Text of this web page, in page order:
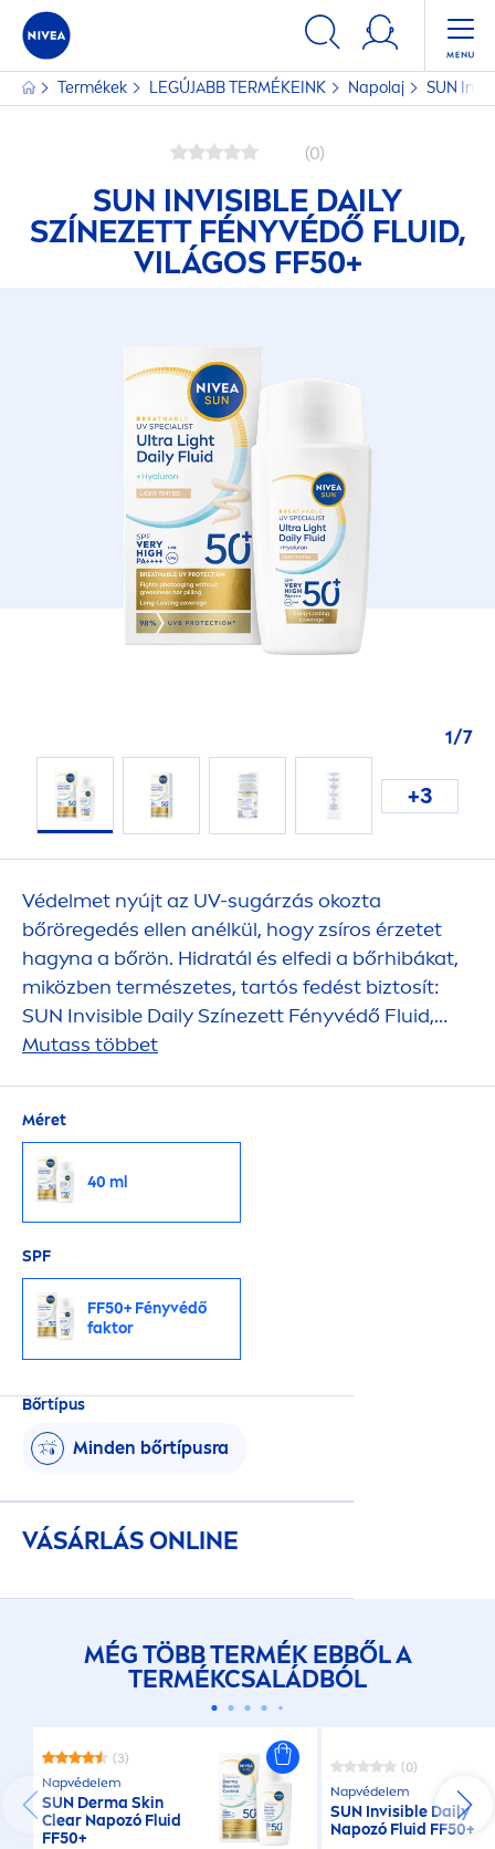
Termékek LEGÚJABB TERMÉKEINK Napolaj SUN
(0)
SUN INVISIBLE DAILY
SZÍNEZETT FÉNYVÉDŐ FLUID,
VILÁGOS FF50+
1/7
+3
Védelmet nyújt az UV-sugárzás okozta
bőröregedés ellen anélkül, hogy zsíros érzetet
hagyna a bőrön. Hidratál és elfedi a bőrhibákat,
miközben természetes, tartós fedést biztosít:
SUN Invisible Daily Színezett Fényvédő Fluid,
világos FF50+
Mutass többet
Méret
40 ml
SPF
FF50+ Fényvédő
faktor
Bőrtípus
Minden bőrtípusra
VÁSÁRLÁS ONLINE
MÉG TÖBB TERMÉK EBBŐL A
TERMÉKCSALÁDBÓL
(3)
Napvédelem
SUN DermaSkin
Clear Napozó Fluid
FF50+
(0)
Napvédelem
SUN Invisible Daily
Napozó Fluid FF50+